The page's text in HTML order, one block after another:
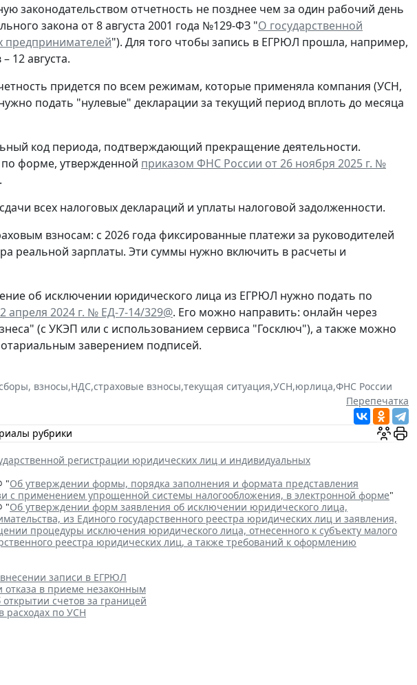
законодательством отчетность не позднее чем за один рабочий день
закона от 8 августа 2001 года №129-ФЗ "О государственной
предпринимателей"). Для того чтобы запись в ЕГРЮЛ прошла, например,
12 августа.
придется по всем режимам, которые применяла компания (УСН,
подать "нулевые" декларации за текущий период вплоть до месяца
код периода, подтверждающий прекращение деятельности.
форме, утвержденной приказом ФНС России от 26 ноября 2025 г. №
всех налоговых деклараций и уплаты налоговой задолженности.
взносам: с 2026 года фиксированные платежи за руководителей
реальной зарплаты. Эти суммы нужно включить в расчеты и
об исключении юридического лица из ЕГРЮЛ нужно подать по
2024 г. № ЕД-7-14/329@. Его можно направить: онлайн через
(с УКЭП или с использованием сервиса "Госключ"), а также можно
заверением подписей.
взносы,НДС,страховые взносы,текущая ситуация,УСН,юрлица,ФНС России
Перепечатка
рубрики
регистрации юридических лиц и индивидуальных
"Об утверждении формы, порядка заполнения и формата представления
с применением упрощенной системы налогообложения, в электронной форме"
"Об утверждении форм заявления об исключении юридического лица,
из Единого государственного реестра юридических лиц и заявления,
процедуры исключения юридического лица, отнесенного к субъекту малого
реестра юридических лиц, а также требований к оформлению
записи в ЕГРЮЛ
отказа в приеме незаконным
счетов за границей
расходах по УСН